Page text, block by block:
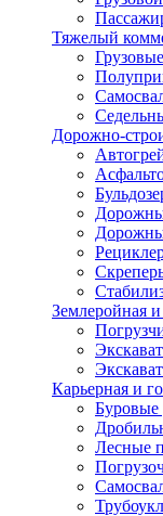
Тяжелый
Дорожно-
Землеройная
Карьерная и
Буровые
Лесные